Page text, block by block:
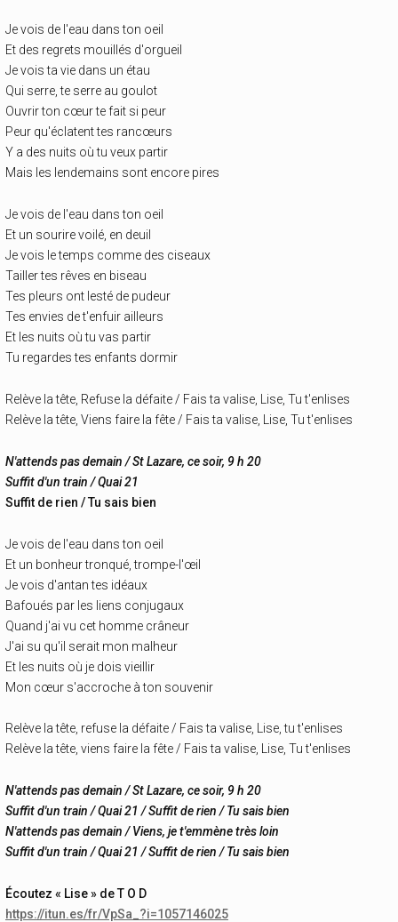
Je vois de l'eau dans ton oeil
Et des regrets mouillés d'orgueil
Je vois ta vie dans un étau
Qui serre, te serre au goulot
Ouvrir ton cœur te fait si peur
Peur qu'éclatent tes rancœurs
Y a des nuits où tu veux partir
Mais les lendemains sont encore pires
Je vois de l'eau dans ton oeil
Et un sourire voilé, en deuil
Je vois le temps comme des ciseaux
Tailler tes rêves en biseau
Tes pleurs ont lesté de pudeur
Tes envies de t'enfuir ailleurs
Et les nuits où tu vas partir
Tu regardes tes enfants dormir
Relève la tête, Refuse la défaite / Fais ta valise, Lise, Tu t'enlises
Relève la tête, Viens faire la fête / Fais ta valise, Lise, Tu t'enlises
N'attends pas demain / St Lazare, ce soir, 9 h 20
Suffit d'un train / Quai 21
Suffit de rien / Tu sais bien
Je vois de l'eau dans ton oeil
Et un bonheur tronqué, trompe-l'œil
Je vois d'antan tes idéaux
Bafoués par les liens conjugaux
Quand j'ai vu cet homme crâneur
J'ai su qu'il serait mon malheur
Et les nuits où je dois vieillir
Mon cœur s'accroche à ton souvenir
Relève la tête, refuse la défaite / Fais ta valise, Lise, tu t'enlises
Relève la tête, viens faire la fête / Fais ta valise, Lise, Tu t'enlises
N'attends pas demain / St Lazare, ce soir, 9 h 20
Suffit d'un train / Quai 21 / Suffit de rien / Tu sais bien
N'attends pas demain / Viens, je t'emmène très loin
Suffit d'un train / Quai 21 / Suffit de rien / Tu sais bien
Écoutez « Lise » de T O D
https://itun.es/fr/VpSa_?i=1057146025